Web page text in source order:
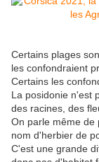
Certains plages
les confondraient
Certains les
La posidonie n'est
des racines, des
On parle même de
nom d'herbier de
C'est une grande